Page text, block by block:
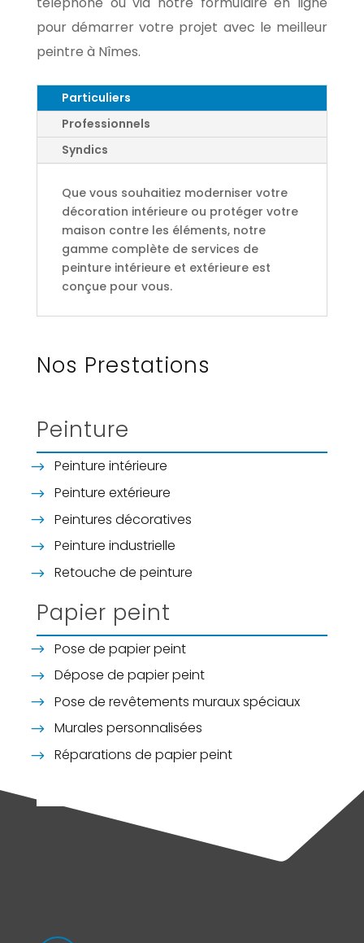
pour démarrer votre projet avec le meilleur
peintre à Nîmes.
Particuliers
Professionnels
Syndics
Que vous souhaitiez moderniser votre
décoration intérieure ou protéger votre
maison contre les éléments, notre
gamme complète de services de
peinture intérieure et extérieure est
conçue pour vous.
Nos Prestations
Peinture
Peinture intérieure
Peinture extérieure
Peintures décoratives
Peinture industrielle
Retouche de peinture
Papier peint
Pose de papier peint
Dépose de papier peint
Pose de revêtements muraux spéciaux
Murales personnalisées
Réparations de papier peint